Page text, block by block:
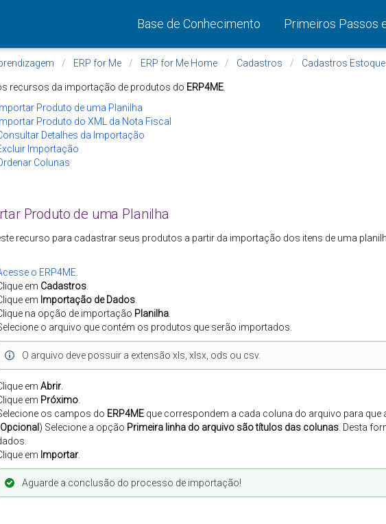
Base de Conhecimento Primeiros Passos
ERP for Me ERP for Me Home Cadastros Cadastros Estoque
recursos da importação de produtos do ERP4ME
Importar Produto de uma Planilha
Importar Produto do XML da Nota Fiscal
Detalhes da Importação
Importação
Colunas
Produto de uma Planilha
recurso para cadastrar seus produtos a partir da importação dos itens de uma
o ERP4ME
em Cadastros
em Importação de Dados
na opção de importação Planilha
o arquivo que contém os produtos que serão importados.
O arquivo deve possuir a extensão xls, xlsx, ods ou csv.
em Abrir
em Próximo
os campos do ERP4ME que correspondem a cada coluna do arquivo para que
Opcional ) Selecione a opção Primeira linha do arquivo são títulos das colunas . Desta
em Importar
Aguarde a conclusão do processo de importação!